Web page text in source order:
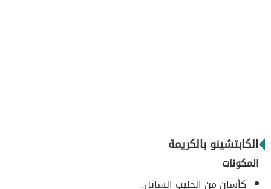
الكابتشينو بالكريمة
المكونات
كأسان من الحليب السائل.